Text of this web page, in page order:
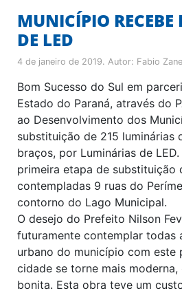
MUNICÍPIO
DE LED
4 de janeiro de 2019. Autor: Fabio
Bom Sucesso do Sul em
Estado do Paraná, através do
ao Desenvolvimento dos
substituição de 215 luminárias
braços, por Luminárias de
primeira etapa de substituição
contempladas 9 ruas do
contorno do Lago Municipal.
O desejo do Prefeito Nilson
futuramente contemplar todas
urbano do município com este
cidade se torne mais
bonita. Esta obra teve um